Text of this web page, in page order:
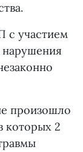
с участием
нарушения
произошло
которых 2